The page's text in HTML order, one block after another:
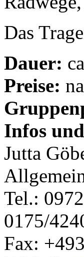
Das
Dauer:
Preise:
Infos
Jutta
Tel.:
0175/
Fax: